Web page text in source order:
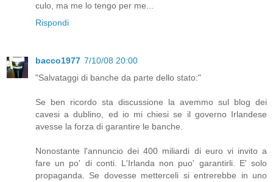
culo, ma me lo tengo per me...
Rispondi
bacco1977 7/10/08 20:00
"Salvataggi di banche da parte dello stato:"
Se ben ricordo sta discussione la avemmo sul blog dei
cavesi a dublino, ed io mi chiesi se il governo Irlandese
avesse la forza di garantire le banche.
Nonostante l'annuncio dei 400 miliardi di euro vi invito a
fare un po' di conti. L'Irlanda non puo' garantirli. E' solo
propaganda. Se dovesse metterceli si entrerebbe in uno